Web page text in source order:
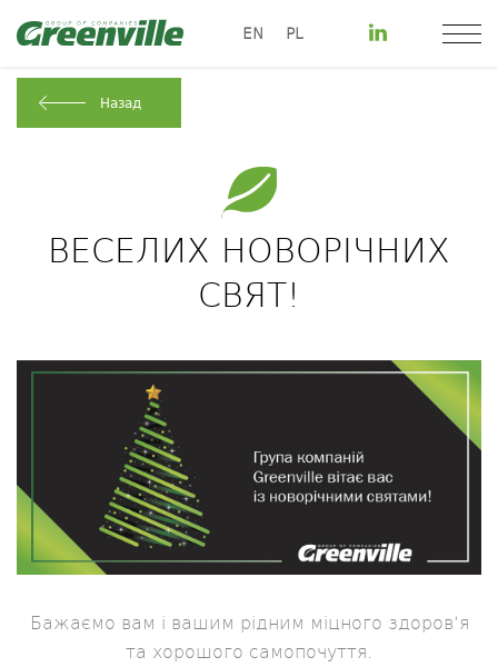
EN PL
Назад
ВЕСЕЛИХ НОВОРІЧНИХ
СВЯТ!
Бажаємо вам і вашим рідним міцного здоров‘я
та хорошого самопочуття.